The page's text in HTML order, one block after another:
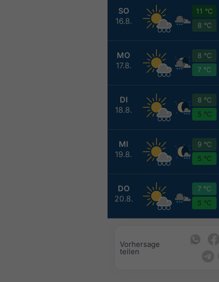
SO
16.8.
11 °C
8 °C
MO
17.8.
8 °C
7 °C
DI
18.8.
8 °C
5 °C
MI
19.8.
9 °C
5 °C
DO
20.8.
7 °C
5 °C
Vorhersage
teilen